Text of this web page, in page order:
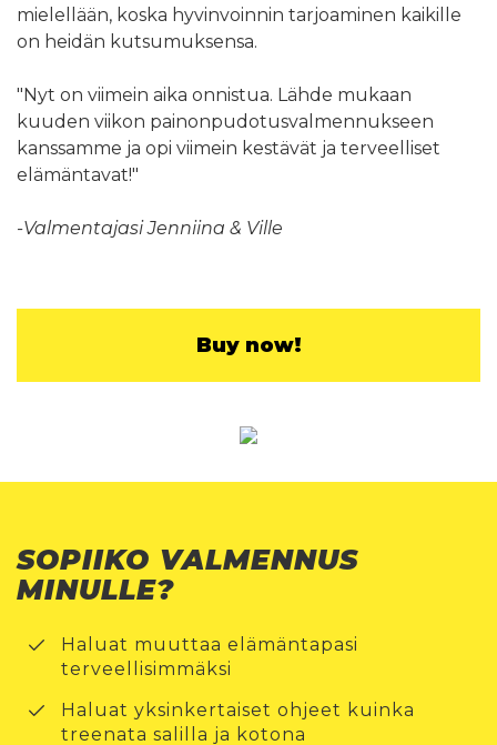
mielellään, koska hyvinvoinnin tarjoaminen kaikille
on heidän kutsumuksensa.
"Nyt on viimein aika onnistua. Lähde mukaan
kuuden viikon painonpudotusvalmennukseen
kanssamme ja opi viimein kestävät ja terveelliset
elämäntavat!"
-Valmentajasi Jenniina & Ville
Buy now!
SOPIIKO VALMENNUS
MINULLE?
Haluat muuttaa elämäntapasi
terveellisimmäksi
Haluat yksinkertaiset ohjeet kuinka
treenata salilla ja kotona